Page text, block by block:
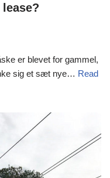
er blevet for gammel,
sig et sæt nye… Read